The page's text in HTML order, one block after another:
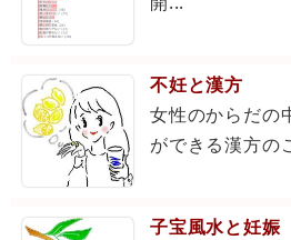
不妊と漢方
女性のからだの
ができる漢方の
子宝風水と妊娠